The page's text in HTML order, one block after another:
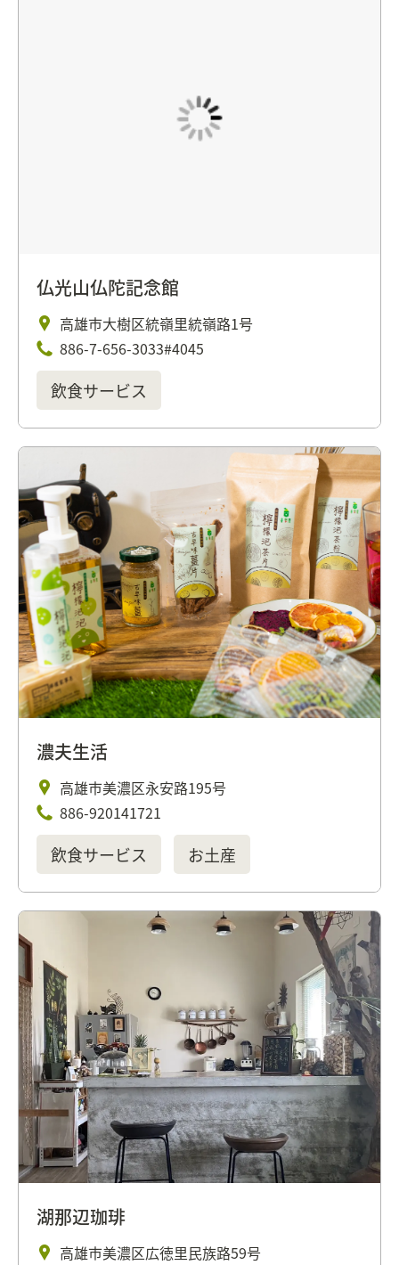
仏光山仏陀記念館
高雄市大樹区統嶺里統嶺路1号
886-7-656-3033#4045
飲食サービス
濃夫生活
高雄市美濃区永安路195号
886-920141721
飲食サービス お土産
湖那辺珈琲
高雄市美濃区広徳里民族路59号